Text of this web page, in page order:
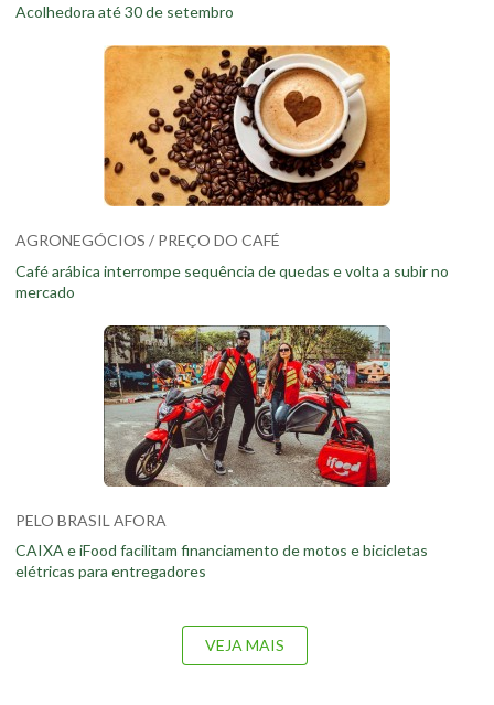
Acolhedora até 30 de setembro
AGRONEGÓCIOS / PREÇO DO CAFÉ
Café arábica interrompe sequência de quedas e volta a subir no
mercado
PELO BRASIL AFORA
CAIXA e iFood facilitam financiamento de motos e bicicletas
elétricas para entregadores
VEJA MAIS